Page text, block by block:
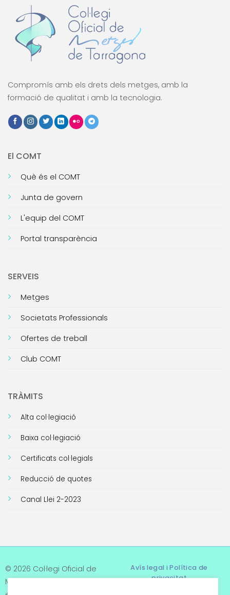
Compromís amb els drets dels metges, amb la
formació de qualitat i amb la tecnologia.
El COMT
Què és el COMT
Junta de govern
L'equip del COMT
Portal transparència
SERVEIS
Metges
Societats Professionals
Ofertes de treball
Club COMT
TRÀMITS
Alta col·legiació
Baixa col·legiació
Certificats col·legials
Reducció de quotes
Canal Llei 2-2023
© 2026 Col·legi Oficial de
Metges de Tarragona. Tots
Avís legal i Política de
privacitat